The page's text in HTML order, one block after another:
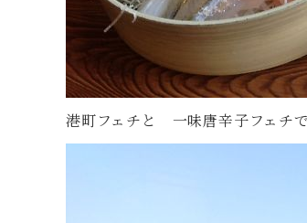
港町フェチと 一味唐辛子フェチで